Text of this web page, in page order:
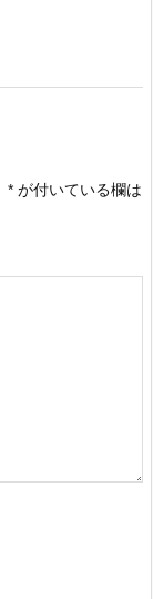
* が付いている欄は